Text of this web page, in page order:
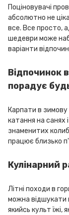
Поціновувачі
абсолютно не
все. Все просто,
шедеври може
варіанти
Відпочинок
порадує
Карпати в зимову
катання на санях
знаменитих
працює близько
Кулінарний
Літні походи в
можна відшукати
якийсь культ їжі,